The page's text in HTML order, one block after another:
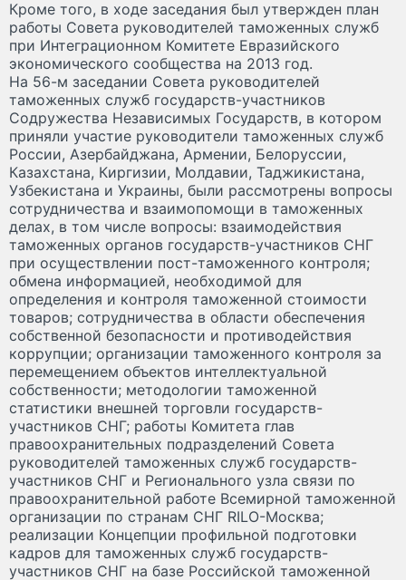
Кроме того, в ходе заседания был утвержден план
работы Совета руководителей таможенных служб
при Интеграционном Комитете Евразийского
экономического сообщества на 2013 год.
На 56-м заседании Совета руководителей
таможенных служб государств-участников
Содружества Независимых Государств, в котором
приняли участие руководители таможенных служб
России, Азербайджана, Армении, Белоруссии,
Казахстана, Киргизии, Молдавии, Таджикистана,
Узбекистана и Украины, были рассмотрены вопросы
сотрудничества и взаимопомощи в таможенных
делах, в том числе вопросы: взаимодействия
таможенных органов государств-участников СНГ
при осуществлении пост-таможенного контроля;
обмена информацией, необходимой для
определения и контроля таможенной стоимости
товаров; сотрудничества в области обеспечения
собственной безопасности и противодействия
коррупции; организации таможенного контроля за
перемещением объектов интеллектуальной
собственности; методологии таможенной
статистики внешней торговли государств-
участников СНГ; работы Комитета глав
правоохранительных подразделений Совета
руководителей таможенных служб государств-
участников СНГ и Регионального узла связи по
правоохранительной работе Всемирной таможенной
организации по странам СНГ RILO-Москва;
реализации Концепции профильной подготовки
кадров для таможенных служб государств-
участников СНГ на базе Российской таможенной